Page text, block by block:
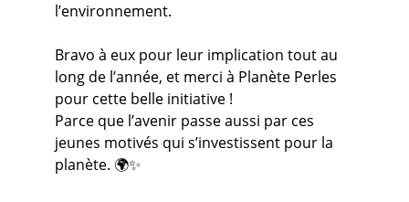
l’environnement.
Bravo à eux pour leur implication tout au
long de l’année, et merci à Planète Perles
pour cette belle initiative !
Parce que l’avenir passe aussi par ces
jeunes motivés qui s’investissent pour la
planète. 🌍✨